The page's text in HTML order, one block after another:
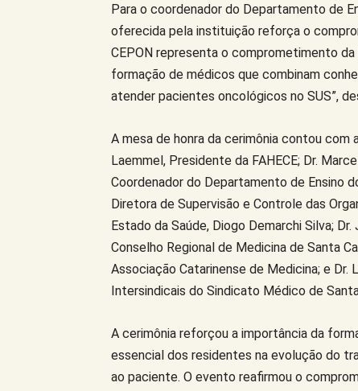
Para o coordenador do Departamento de
oferecida pela instituição reforça o
CEPON representa o comprometimento
formação de médicos que combinam
atender pacientes oncológicos no SUS”,
A mesa de honra da cerimônia contou com
Laemmel, Presidente da FAHECE; Dr.
Coordenador do Departamento de Ensino
Diretora de Supervisão e Controle das
Estado da Saúde, Diogo Demarchi Silva;
Conselho Regional de Medicina de Santa
Associação Catarinense de Medicina; e
Intersindicais do Sindicato Médico de
A cerimônia reforçou a importância da
essencial dos residentes na evolução do
ao paciente. O evento reafirmou o